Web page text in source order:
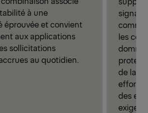
à une
éprouvée et convient
aux applications
sollicitations
au quotidien.
les
de la
efforts
des